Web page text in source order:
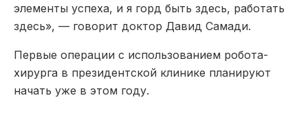
элементы успеха, и я горд быть здесь, работать
здесь», — говорит доктор Давид Самади.
Первые операции с использованием робота-
хирурга в президентской клинике планируют
начать уже в этом году.